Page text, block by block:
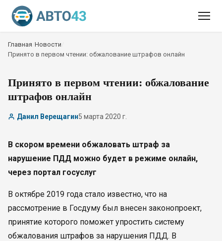
Главная Новости
Принято в первом чтении: обжалование штрафов онлайн
Принято в первом чтении: обжалование
штрафов онлайн
Данил Верещагин5 марта 2020 г.
В скором времени обжаловать штраф за
нарушение ПДД можно будет в режиме онлайн,
через портал госуслуг
В октябре 2019 года стало известно, что на
рассмотрение в Госдуму был внесен законопроект,
принятие которого поможет упростить систему
обжалования штрафов за нарушения ПДД. В